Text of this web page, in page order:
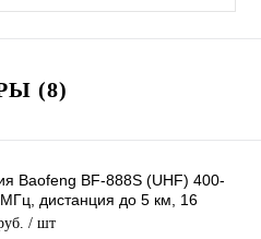
(8)
Baofeng BF-888S (UHF) 400-
дистанция до 5 км, 16
таймер, фонарик
/ шт